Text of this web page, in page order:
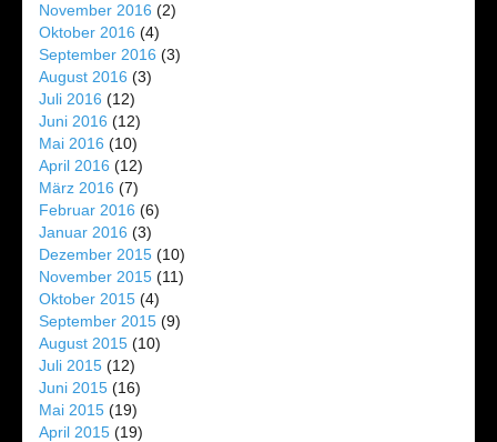
November 2016 (2)
Oktober 2016 (4)
September 2016 (3)
August 2016 (3)
Juli 2016 (12)
Juni 2016 (12)
Mai 2016 (10)
April 2016 (12)
März 2016 (7)
Februar 2016 (6)
Januar 2016 (3)
Dezember 2015 (10)
November 2015 (11)
Oktober 2015 (4)
September 2015 (9)
August 2015 (10)
Juli 2015 (12)
Juni 2015 (16)
Mai 2015 (19)
April 2015 (19)